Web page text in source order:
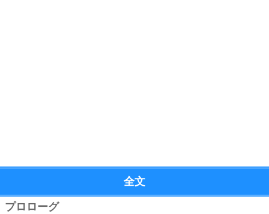
全文
プロローグ